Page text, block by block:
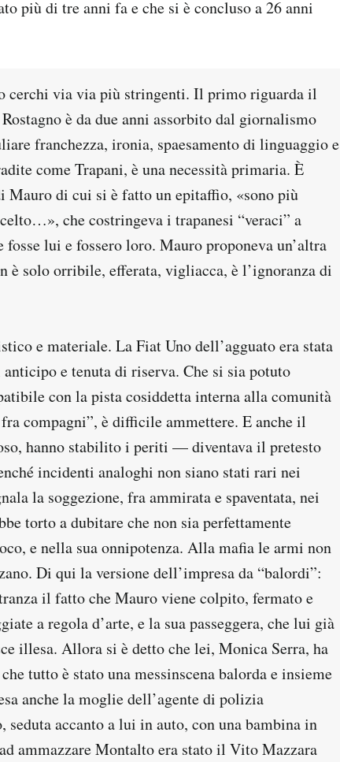
più di tre anni fa e che si è concluso a 26 anni
cerchi via via più stringenti. Il primo riguarda il
è da due anni assorbito dal giornalismo
franchezza, ironia, spaesamento di linguaggio e
come Trapani, è una necessità primaria. È
Mauro di cui si è fatto un epitaffio, «sono più
che costringeva i trapanesi “veraci” a
fosse lui e fossero loro. Mauro proponeva un’altra
è solo orribile, efferata, vigliacca, è l’ignoranza di
e materiale. La Fiat Uno dell’agguato era stata
e tenuta di riserva. Che si sia potuto
con la pista cosiddetta interna alla comunità
compagni”, è difficile ammettere. E anche il
hanno stabilito i periti — diventava il pretesto
incidenti analoghi non siano stati rari nei
la soggezione, fra ammirata e spaventata, nei
torto a dubitare che non sia perfettamente
e nella sua onnipotenza. Alla mafia le armi non
Di qui la versione dell’impresa da “balordi”:
il fatto che Mauro viene colpito, fermato e
a regola d’arte, e la sua passeggera, che lui già
illesa. Allora si è detto che lei, Monica Serra, ha
tutto è stato una messinscena balorda e insieme
anche la moglie dell’agente di polizia
accanto a lui in auto, con una bambina in
ammazzare Montalto era stato il Vito Mazzara